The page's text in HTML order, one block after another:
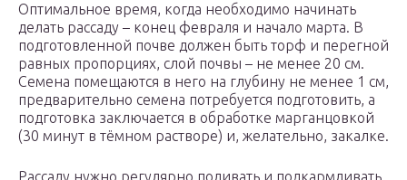
Оптимальное время, когда необходимо начинать
делать рассаду – конец февраля и начало марта. В
подготовленной почве должен быть торф и перегной
равных пропорциях, слой почвы – не менее 20 см.
Семена помещаются в него на глубину не менее 1 см,
предварительно семена потребуется подготовить, а
подготовка заключается в обработке марганцовкой
(30 минут в тёмном растворе) и, желательно, закалке.
Рассаду нужно регулярно поливать и подкармливать,